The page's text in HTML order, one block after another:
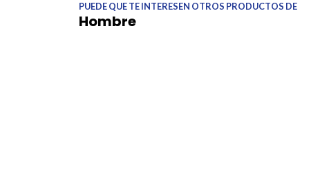
PUEDE QUE TE INTERESEN OTROS PRODUCTOS DE
Hombre